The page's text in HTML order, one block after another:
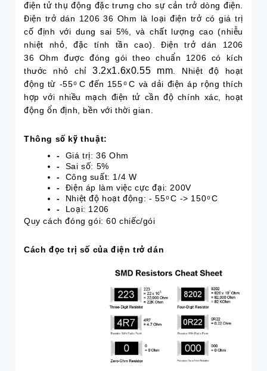
điện tử thụ động đặc trưng cho sự cản trở dòng điện.
Điện trở dán 1206 36 Ohm là loại điện trở có giá trị
cố định với dung sai 5%, và chất lượng cao (nhiễu
nhiệt nhỏ, đặc tính tần cao). Điện trở dán 1206
36 Ohm được đóng gói theo chuẩn 1206 có kích
thước nhỏ chỉ 3.2x1.6x0.55 mm. Nhiệt độ hoạt
động từ -55 ͦ C đến 155 ͦ C và dải điện áp rộng thích
hợp với nhiều mạch điện tử cần độ chính xác, hoạt
động ổn định, bền với thời gian.
Thông số kỹ thuật:
- Giá trị: 36 Ohm
- Sai số: 5%
-
Công suất: 1/4 W
- Điện áp làm việc cực đại: 200V
- Nhiệt độ hoạt động: - 55 ͦ C -> 150 ͦ C
- Loại: 1206
Quy cách đóng gói: 60 chiếc/gói
Cách đọc trị số của điện trở dán